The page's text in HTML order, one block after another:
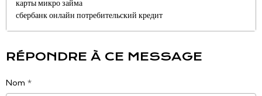
карты микро займа
сбербанк онлайн потребительский кредит
RÉPONDRE À CE MESSAGE
Nom